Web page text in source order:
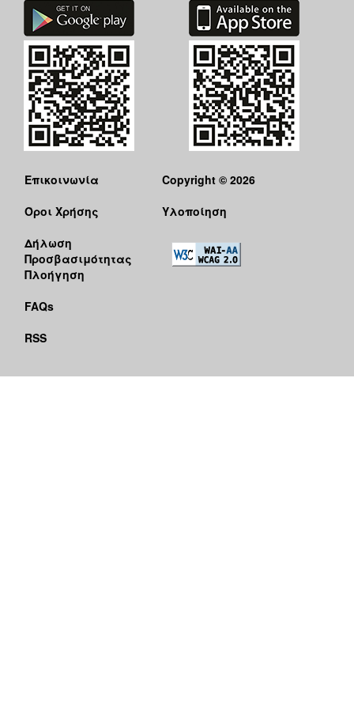
Επικοινωνία
Όροι Χρήσης
Δήλωση
Προσβασιμότητας
Πλοήγηση
FAQs
RSS
Copyright © 2026
Υλοποίηση